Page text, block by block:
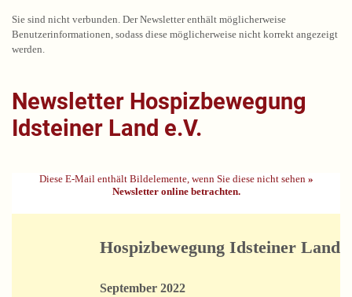
Sie sind nicht verbunden. Der Newsletter enthält möglicherweise
Benutzerinformationen, sodass diese möglicherweise nicht korrekt angezeigt
werden.
Newsletter Hospizbewegung
Idsteiner Land e.V.